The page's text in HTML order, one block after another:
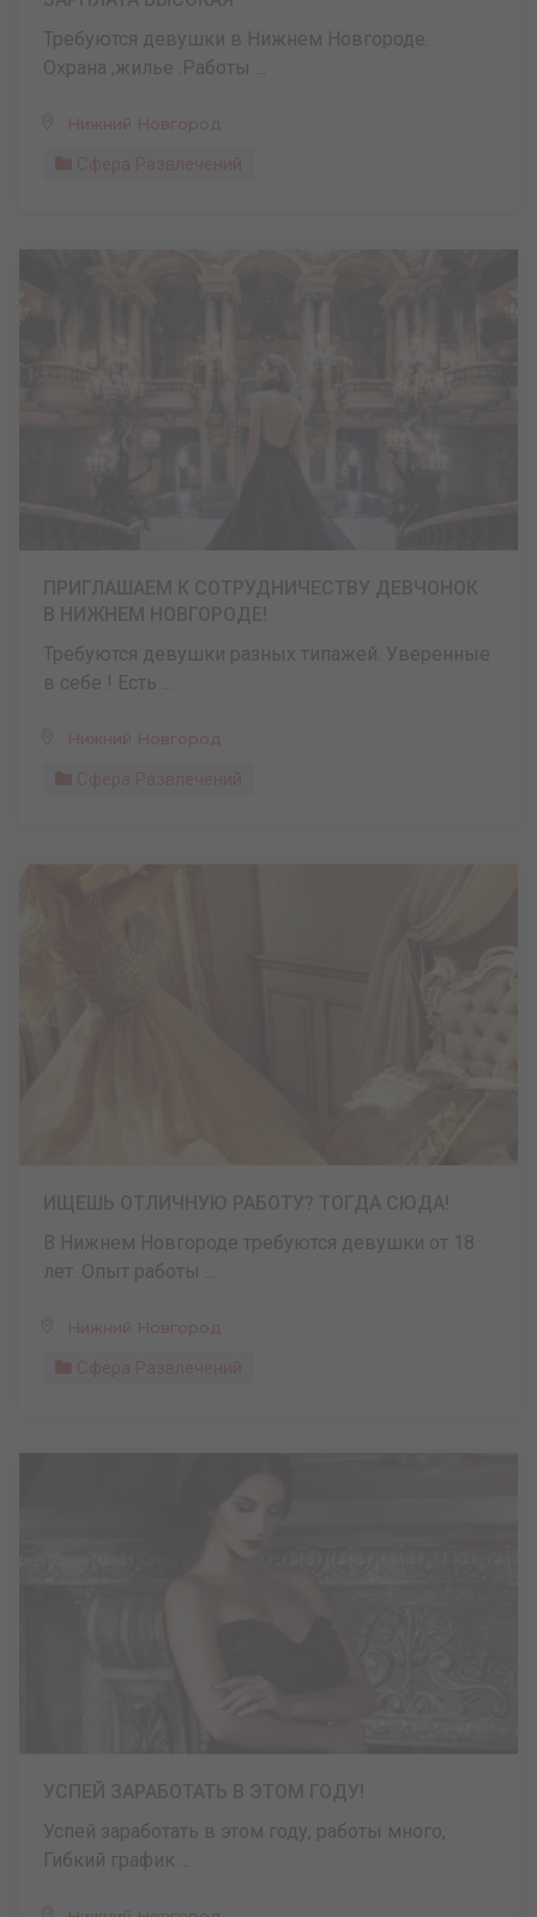
Требуются девушки в Нижнем Новгороде.
Охрана ,жилье .Работы ...
Нижний Новгород
Сфера Развлечений
Требуются девушки разных типажей. Уверенные
в себе ! Есть ...
Нижний Новгород
Сфера Развлечений
В Нижнем Новгороде требуются девушки от 18
лет. Опыт работы ...
Нижний Новгород
Сфера Развлечений
Успей заработать в этом году, работы много,
Гибкий график ...